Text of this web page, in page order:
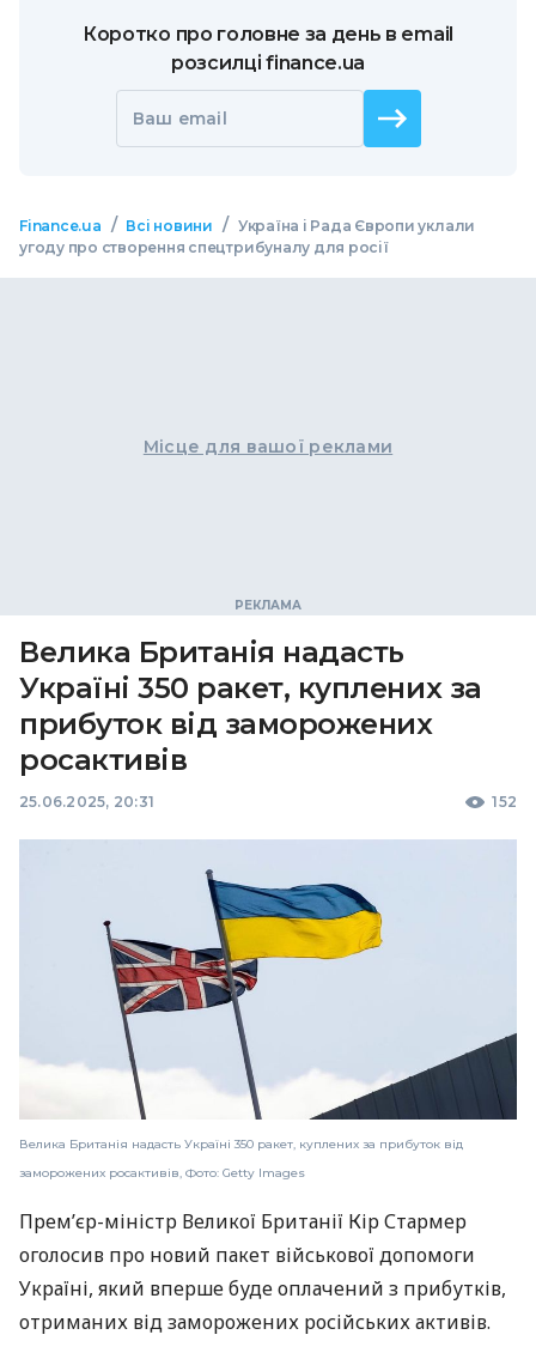
Коротко про головне за день в email
розсилці finance.ua
Ваш email
Finance.ua / Всі новини / Україна і Рада Європи уклали
угоду про створення спецтрибуналу для росії
Місце для вашої реклами
Велика Британія надасть
Україні 350 ракет, куплених за
прибуток від заморожених
росактивів
25.06.2025, 20:31 152
Велика Британія надасть Україні 350 ракет, куплених за прибуток від
заморожених росактивів, Фото: Getty Images
Прем’єр-міністр Великої Британії Кір Стармер
оголосив про новий пакет військової допомоги
Україні, який вперше буде оплачений з прибутків,
отриманих від заморожених російських активів.